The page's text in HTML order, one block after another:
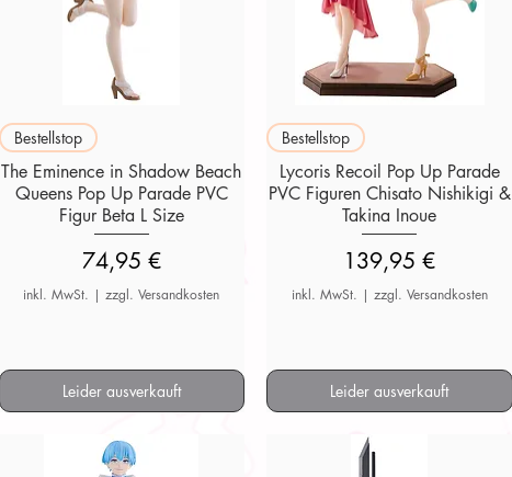
Schnellansicht
Bestellstop
The Eminence in Shadow Beach
Queens Pop Up Parade PVC
Figur Beta L Size
Preis
74,95 €
inkl. MwSt. |zzgl. Versandkosten
Leider ausverkauft
Schnellansicht
Bestellstop
Lycoris Recoil Pop Up Parade
PVC Figuren Chisato Nishikigi &
Takina Inoue
Preis
139,95 €
inkl. MwSt. | zzgl. Versandkosten
Leider ausverkauft